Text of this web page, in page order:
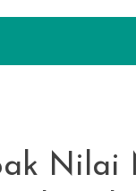
Nilai